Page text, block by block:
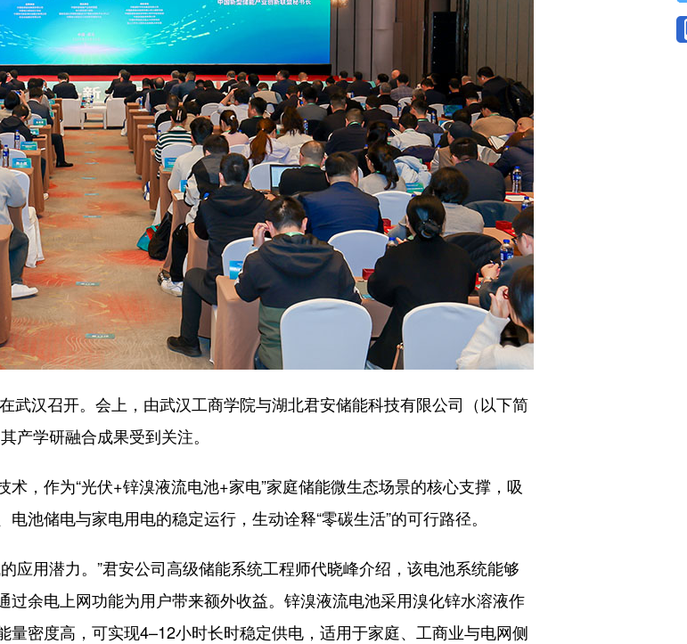
汉召开。会上，由武汉工商学院与湖北君安储能科技有限公司（以下简
产学研融合成果受到关注。
作为“光伏+锌溴液流电池+家电”家庭储能微生态场景的核心支撑，吸
池储电与家电用电的稳定运行，生动诠释“零碳生活”的可行路径。
用潜力。”君安公司高级储能系统工程师代晓峰介绍，该电池系统能够
余电上网功能为用户带来额外收益。锌溴液流电池采用溴化锌水溶液作
密度高，可实现4–12小时长时稳定供电，适用于家庭、工商业与电网侧